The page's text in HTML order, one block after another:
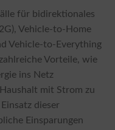
für bidirektionales
Vehicle-to-Home
Vehicle-to-Everything
Vorteile, wie
ins Netz
mit Strom zu
dieser
Einsparungen